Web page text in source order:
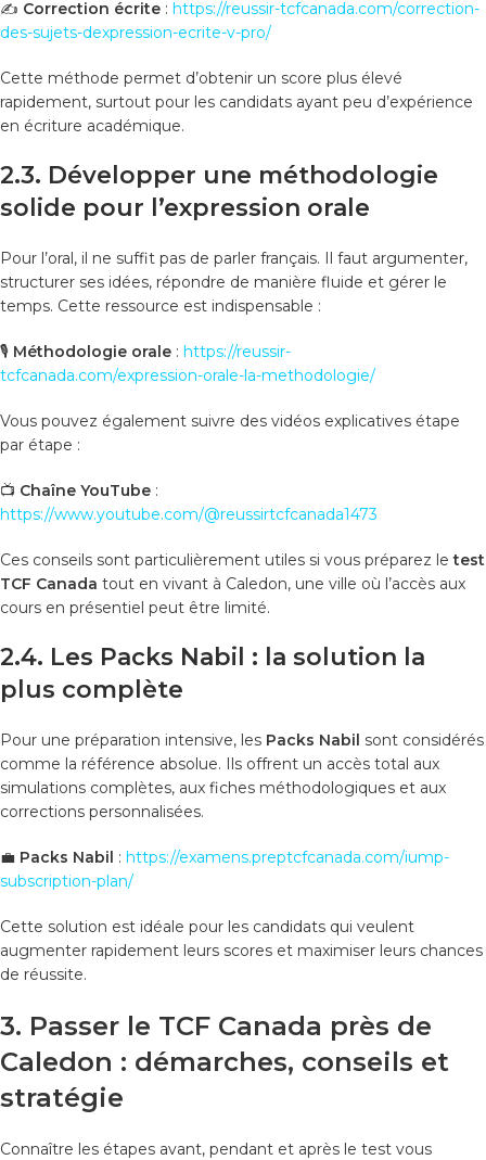
✍️ Correction écrite : https://reussir-tcfcanada.com/correction-
des-sujets-dexpression-ecrite-v-pro/
Cette méthode permet d’obtenir un score plus élevé
rapidement, surtout pour les candidats ayant peu d’expérience
en écriture académique.
2.3. Développer une méthodologie
solide pour l’expression orale
Pour l’oral, il ne suffit pas de parler français. Il faut argumenter,
structurer ses idées, répondre de manière fluide et gérer le
temps. Cette ressource est indispensable :
🎙️ Méthodologie orale : https://reussir-
tcfcanada.com/expression-orale-la-methodologie/
Vous pouvez également suivre des vidéos explicatives étape
par étape :
📺 Chaîne YouTube :
https://www.youtube.com/@reussirtcfcanada1473
Ces conseils sont particulièrement utiles si vous préparez letest
TCF Canada tout en vivant à Caledon, une ville où l’accès aux
cours en présentiel peut être limité.
2.4. Les Packs Nabil : la solution la
plus complète
Pour une préparation intensive, les Packs Nabil sont considérés
comme la référence absolue. Ils offrent un accès total aux
simulations complètes, aux fiches méthodologiques et aux
corrections personnalisées.
💼 Packs Nabil : https://examens.preptcfcanada.com/iump-
subscription-plan/
Cette solution est idéale pour les candidats qui veulent
augmenter rapidement leurs scores et maximiser leurs chances
de réussite.
3. Passer le TCF Canada près de
Caledon : démarches, conseils et
stratégie
Connaître les étapes avant, pendant et après le test vous